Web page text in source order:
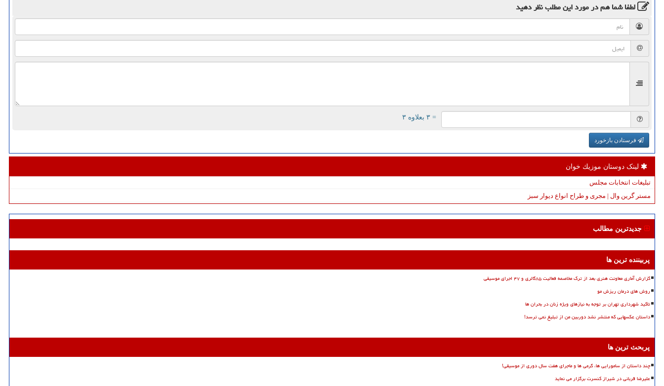
لطفا شما همدر مورد این مطلبنظر دهید
= ۳ بعلاوه ۳
فرستادن بازخورد
لینک دوستان موزیك خوان
تبلیغات انتخابات مجلس
مستر گرین وال | مجری و طراح انواع دیوار سبز
جدیدترین مطالب
پربیننده ترین ها
گزارش آماری معاونت هنری بعد از ترک مخاصمه فعالیت ۸۵گالری و ۴۷ اجرای موسیقی
روش های درمان ریزش مو
تاکید شهرداری تهران بر توجه به نیازهای ویژه زنان در بحران ها
داستان عکسهایی که منتشر نشد دوربین من از تبلیغ نمی ترسد!
پربحث ترین ها
چند داستان از سامورایی ها، گرمی ها و ماجرای هفت سال دوری از موسیقی!
علیرضا قربانی در شیراز کنسرت برگزار می نماید